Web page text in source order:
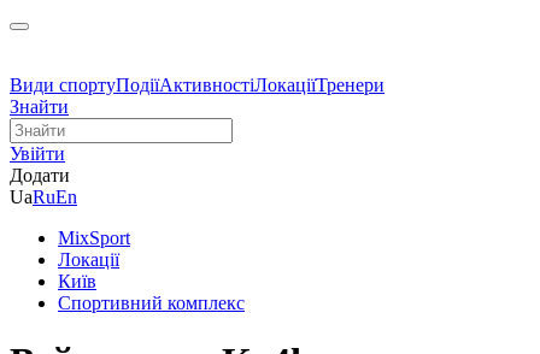
Види спортуПодіїАктивностіЛокаціїТренери
Знайти
Увійти
Додати
UaRuEn
MixSport
Локації
Київ
Спортивний комплекс